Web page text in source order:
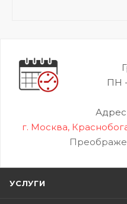
ПН
Адрес
г. Москва,
УСЛУГИ